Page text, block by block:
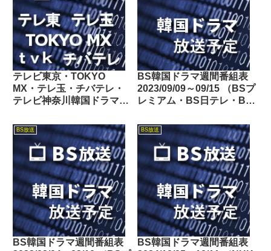
テレビ東京・TOKYO
MX・テレ玉・チバテレ・
テレビ神奈川韓国ドラマ週
03/11
BS韓国ドラマ週間番組表
2023/09/09～09/15 （BSプ
レミアム・BS日テレ・BS
東・BSフジ）
BS放送
BS韓国ドラマ週間番組表
BS放送
BS韓国ドラマ週間番組表